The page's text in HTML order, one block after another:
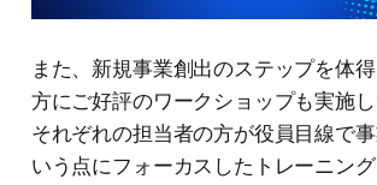
また、新規事業創出のステップを体
方にご好評のワークショップも実施し
それぞれの担当者の方が役員目線で
いう点にフォーカスしたトレーニン